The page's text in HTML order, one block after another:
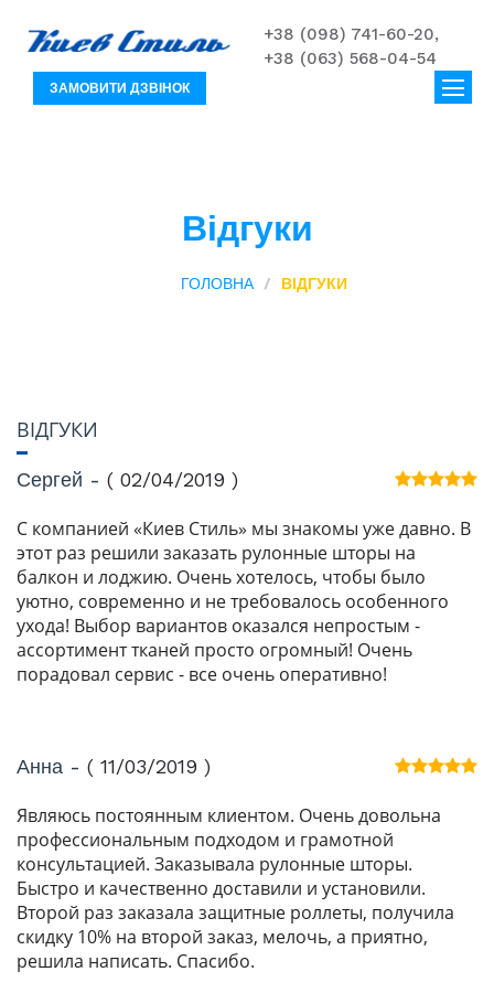
+38 (098) 741-60-20,
+38 (063) 568-04-54
ЗАМОВИТИ ДЗВІНОК
Відгуки
ГОЛОВНА ВІДГУКИ
ВІДГУКИ
Сергей - ( 02/04/2019 )
С компанией «Киев Стиль» мы знакомы уже давно. В
этот раз решили заказать рулонные шторы на
балкон и лоджию. Очень хотелось, чтобы было
уютно, современно и не требовалось особенного
ухода! Выбор вариантов оказался непростым -
ассортимент тканей просто огромный! Очень
порадовал сервис - все очень оперативно!
Анна - ( 11/03/2019 )
Являюсь постоянным клиентом. Очень довольна
профессиональным подходом и грамотной
консультацией. Заказывала рулонные шторы.
Быстро и качественно доставили и установили.
Второй раз заказала защитные роллеты, получила
скидку 10% на второй заказ, мелочь, а приятно,
решила написать. Спасибо.